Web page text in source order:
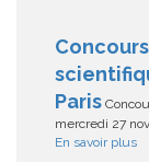
Paris
mercredi 27
En savoir plus